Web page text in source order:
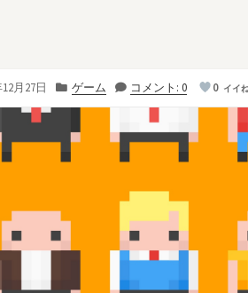
12月27日
カ
リ
ゲーム コメント: 0 0 イイ